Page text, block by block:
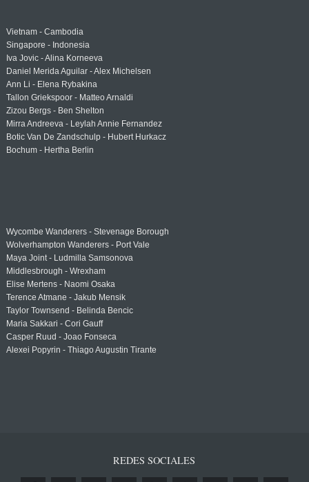
Vietnam - Cambodia
Singapore - Indonesia
Iva Jovic - Alina Korneeva
Daniel Merida Aguilar - Alex Michelsen
Ann Li - Elena Rybakina
Tallon Griekspoor - Matteo Arnaldi
Zizou Bergs - Ben Shelton
Mirra Andreeva - Leylah Annie Fernandez
Botic Van De Zandschulp - Hubert Hurkacz
Bochum - Hertha Berlin
Wycombe Wanderers - Stevenage Borough
Wolverhampton Wanderers - Port Vale
Maya Joint - Ludmilla Samsonova
Middlesbrough - Wrexham
Elise Mertens - Naomi Osaka
Terence Atmane - Jakub Mensik
Taylor Townsend - Belinda Bencic
Maria Sakkari - Cori Gauff
Casper Ruud - Joao Fonseca
Alexei Popyrin - Thiago Augustin Tirante
REDES SOCIALES